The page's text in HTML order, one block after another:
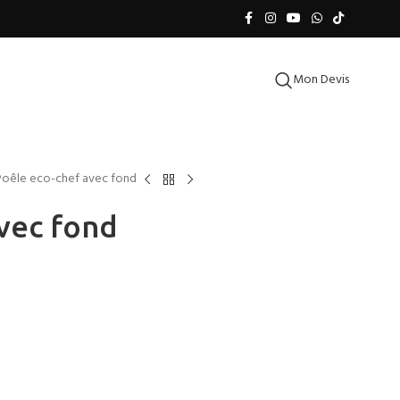
Mon Devis
eco-chef avec fond
fond